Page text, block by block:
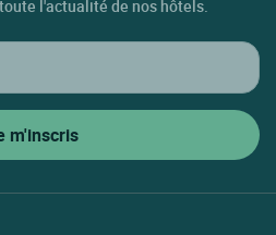
l'actualité de nos hôtels.